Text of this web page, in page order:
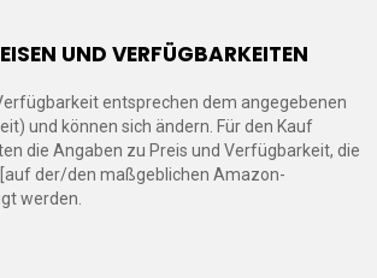
UND VERFÜGBARKEITEN
entsprechen dem angegebenen
und können sich ändern. Für den Kauf
die Angaben zu Preis und Verfügbarkeit, die
der/den maßgeblichen Amazon-
werden.